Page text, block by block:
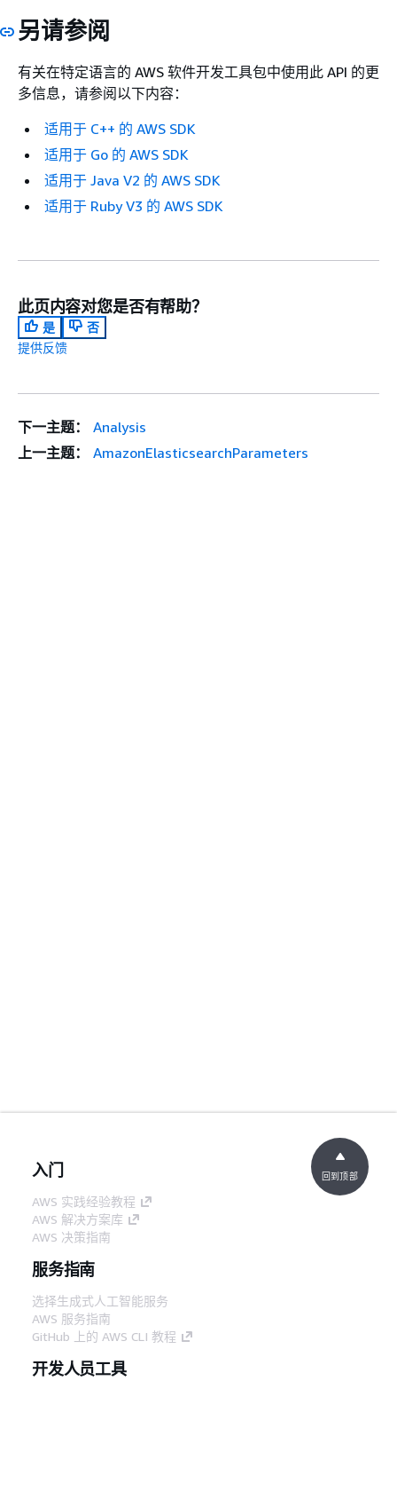
另请参阅
有关在特定语言的 AWS 软件开发工具包中使用此 API 的更
多信息，请参阅以下内容：
适用于 C++ 的 AWS SDK
适用于 Go 的 AWS SDK
适用于 Java V2 的 AWS SDK
适用于 Ruby V3 的 AWS SDK
此页内容对您是否有帮助？
是
否
提供反馈
下一主题：
Analysis
上一主题：
AmazonElasticsearchParameters
入门
AWS 实践经验教程
AWS 解决方案库
AWS 决策指南
服务指南
选择生成式人工智能服务
AWS 服务指南
GitHub 上的 AWS CLI 教程
开发人员工具
回到顶部